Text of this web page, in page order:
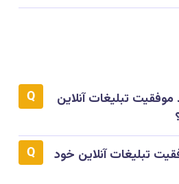
تبلیغات آنلاین
تبلیغات آنلاین خود